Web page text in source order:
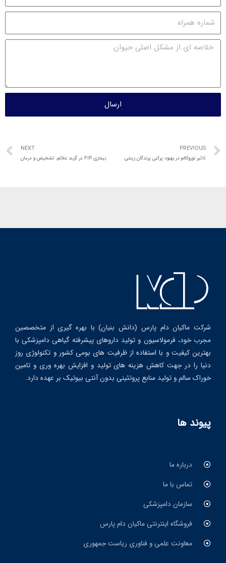
ارسال
PREVIOUS
تاثیر نوروکالم در بهبود پرکنی پرندگان زینتی
NEXT
بیماری FIP در گربه; علائم، تشخیص و درمان
شرکت ماکیان دام پارس (دانش بنیان) با بهره گیری از متخصصین
مجرب خود، فرمولاسیون و تولید داروهای پیشرفته گیاهی دامپزشکی با
بهترین کیفیت و با استفاده از ظرفیت های بومی کشور و تکنولوژی روز
دنیا را در جهت کاهش هزینه های تولید و افزایش بهره وری و تامین
خوراک سالم و تولید منابع پروتئینی بدون آنتی بیوتیک بر عهده دارد.
پیوند ها
درباره ما
تماس با ما
سازمان دامپزشکی
فروشگاه اینترنتی ماکیان دام پارس
معاونت علمی و فناوری ریاست جمهوری